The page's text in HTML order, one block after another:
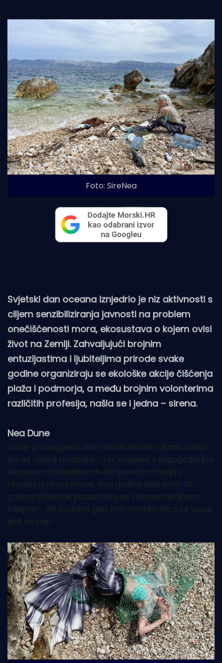
Foto: SireNea
Svjetski dan oceana iznjedrio je niz aktivnosti s
ciljem senzibiliziranja javnosti na problem
onečišćenosti mora, ekosustava o kojem ovisi
život na Zemlji. Zahvaljujući brojnim
entuzijastima i ljubiteljima prirode svake
godine organiziraju se ekološke akcije čišćenja
plaža i podmorja, a među brojnim volonterima
različitih profesija, našla se i jedna – sirena.
Nea Dune
naš je prvi uspješni alternativni model i glumica koja
živi na relaciji Hrvatska – Los Angeles, s dugogodišnjim
iskustvom humanitarnih akcija i volontiranja u
Hrvatskoj i inozemstvu. Ove godine slavi prvih 10
godina otkako je postala sirena s jednom jedinom
misijom – da postane glas svih morskih bića čiji vapaj
ljudi ne čuju.